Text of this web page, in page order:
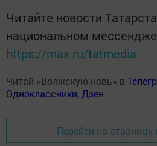
Читайте новости
национальном
https://max.ru/tatmedia
Читай «Волжскую новь» в
Одноклассники,Дзен
Перейти на страницу